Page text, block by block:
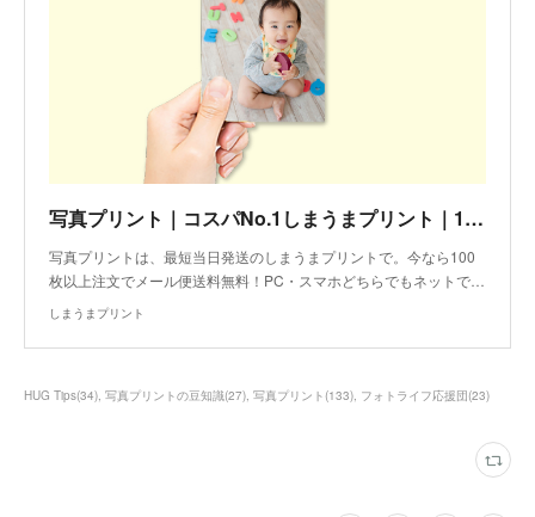
写真プリント｜コスパNo.1しまうまプリント｜1枚7円～の写真印刷、写真現像
写真プリントは、最短当日発送のしまうまプリントで。今なら100
枚以上注文でメール便送料無料！PC・スマホどちらでもネットで…
しまうまプリント
HUG Tips(34) 写真プリントの豆知識(27) 写真プリント (133) フォトライフ応援団(23)